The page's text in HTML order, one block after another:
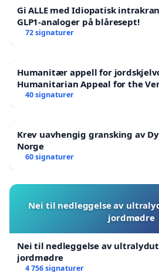
Gi ALLE med Idiopatisk
GLP1-analoger på blåresept!
72 signaturer
Humanitær appell for
Humanitarian Appeal for the
Victims
40 signaturer
Krev uavhengig gransking av
Norge
60 signaturer
Nei til nedleggelse av
jordmødre
Nei til nedleggelse av
jordmødre
4 756 signaturer